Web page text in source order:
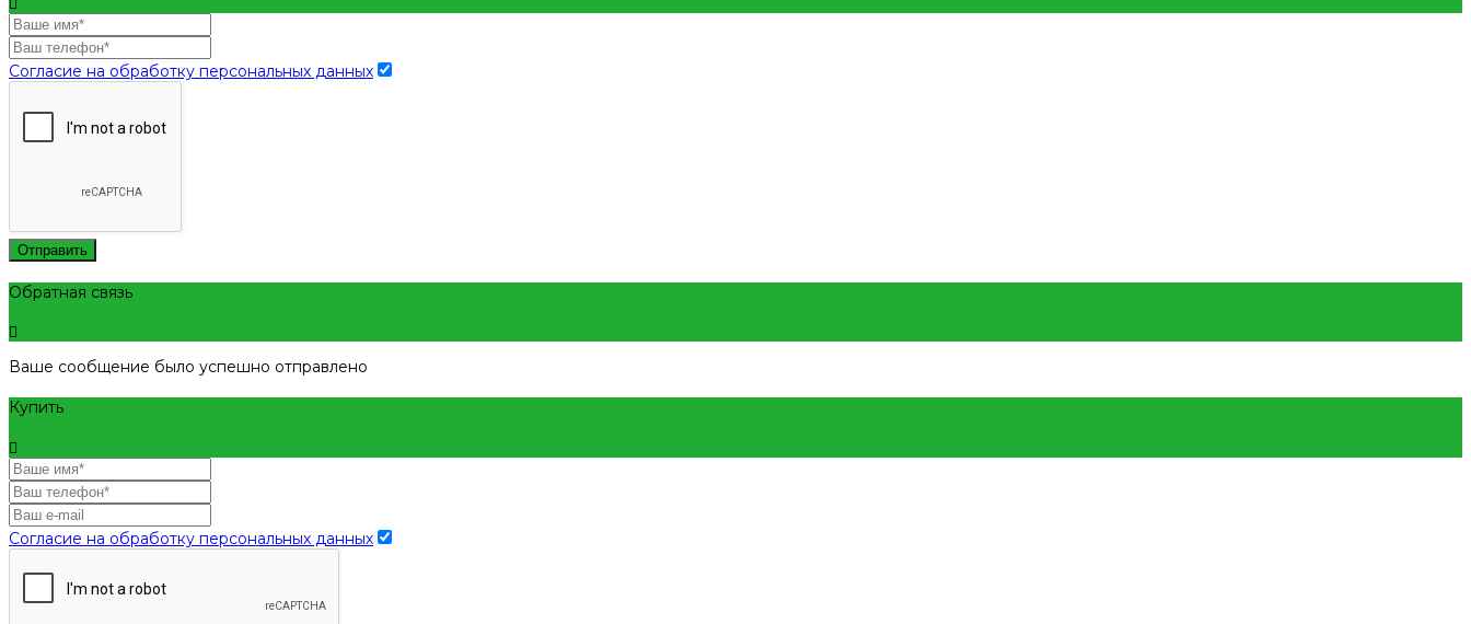
Согласие на обработку персональных данных
Отправить
Обратная связь
Ваше сообщение было успешно отправлено
Купить
Согласие на обработку персональных данных